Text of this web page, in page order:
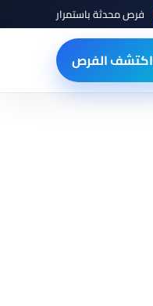
فرص محدثة باستمرار
اكتشف الفرص